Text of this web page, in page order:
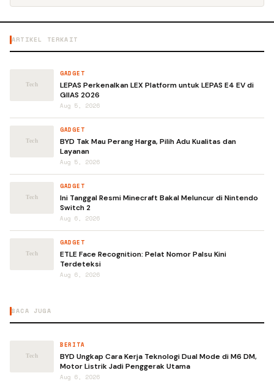
ARTIKEL TERKAIT
GADGET
LEPAS Perkenalkan LEX Platform untuk LEPAS E4 EV di
GIIAS 2026
Aug 5, 2026
GADGET
BYD Tak Mau Perang Harga, Pilih Adu Kualitas dan
Layanan
Aug 5, 2026
GADGET
Ini Tanggal Resmi Minecraft Bakal Meluncur di Nintendo
Switch 2
Aug 6, 2026
GADGET
ETLE Face Recognition: Pelat Nomor Palsu Kini
Terdeteksi
Aug 6, 2026
BACA JUGA
BERITA
BYD Ungkap Cara Kerja Teknologi Dual Mode di M6 DM,
Motor Listrik Jadi Penggerak Utama
Aug 6, 2026